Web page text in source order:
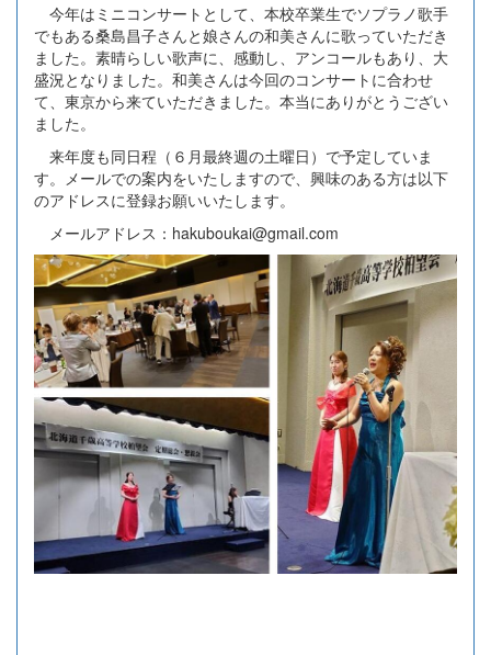
今年はミニコンサートとして、本校卒業生でソプラノ歌手
でもある桑島昌子さんと娘さんの和美さんに歌っていただき
ました。素晴らしい歌声に、感動し、アンコールもあり、大
盛況となりました。和美さんは今回のコンサートに合わせ
て、東京から来ていただきました。本当にありがとうござい
ました。
来年度も同日程（６月最終週の土曜日）で予定していま
す。メールでの案内をいたしますので、興味のある方は以下
のアドレスに登録お願いいたします。
メールアドレス：hakuboukai@gmail.com